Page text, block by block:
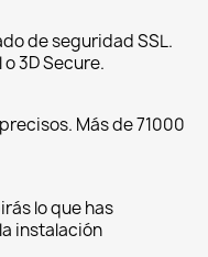
de seguridad SSL.
3D Secure.
Más de 71000
lo que has
instalación